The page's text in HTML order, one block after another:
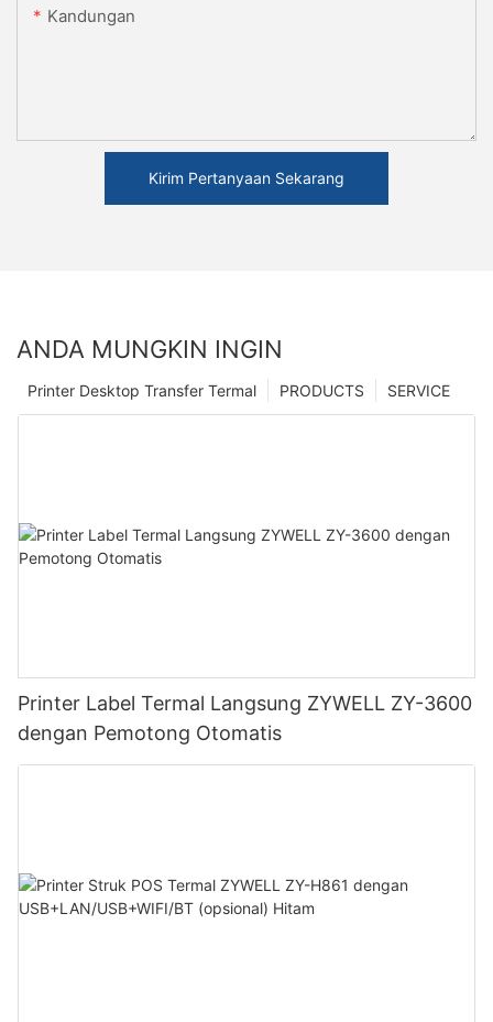
Kandungan
Kirim Pertanyaan Sekarang
ANDA MUNGKIN INGIN
SERVICE
PRODUCTS
Printer Desktop Transfer Termal
Printer Label Termal Langsung ZYWELL ZY-3600
dengan Pemotong Otomatis